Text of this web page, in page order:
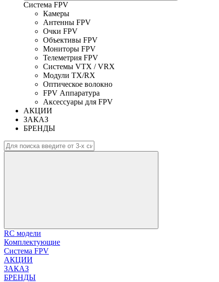
Система FPV
Камеры
Антенны FPV
Очки FPV
Объективы FPV
Мониторы FPV
Телеметрия FPV
Системы VTX / VRX
Модули TX/RX
Оптическое волокно
FPV Аппаратура
Аксессуары для FPV
АКЦИИ
ЗАКАЗ
БРЕНДЫ
RC модели
Комплектующие
Система FPV
АКЦИИ
ЗАКАЗ
БРЕНДЫ